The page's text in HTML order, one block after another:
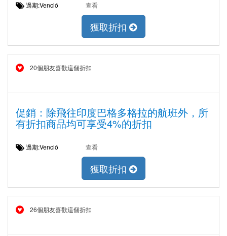
過期:Venció 查看
獲取折扣
20個朋友喜歡這個折扣
促銷：除飛往印度巴格多格拉的航班外，所
有折扣商品均可享受4%的折扣
過期:Venció 查看
獲取折扣
26個朋友喜歡這個折扣